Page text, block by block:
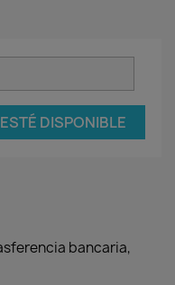
DISPONIBLE
bancaria,